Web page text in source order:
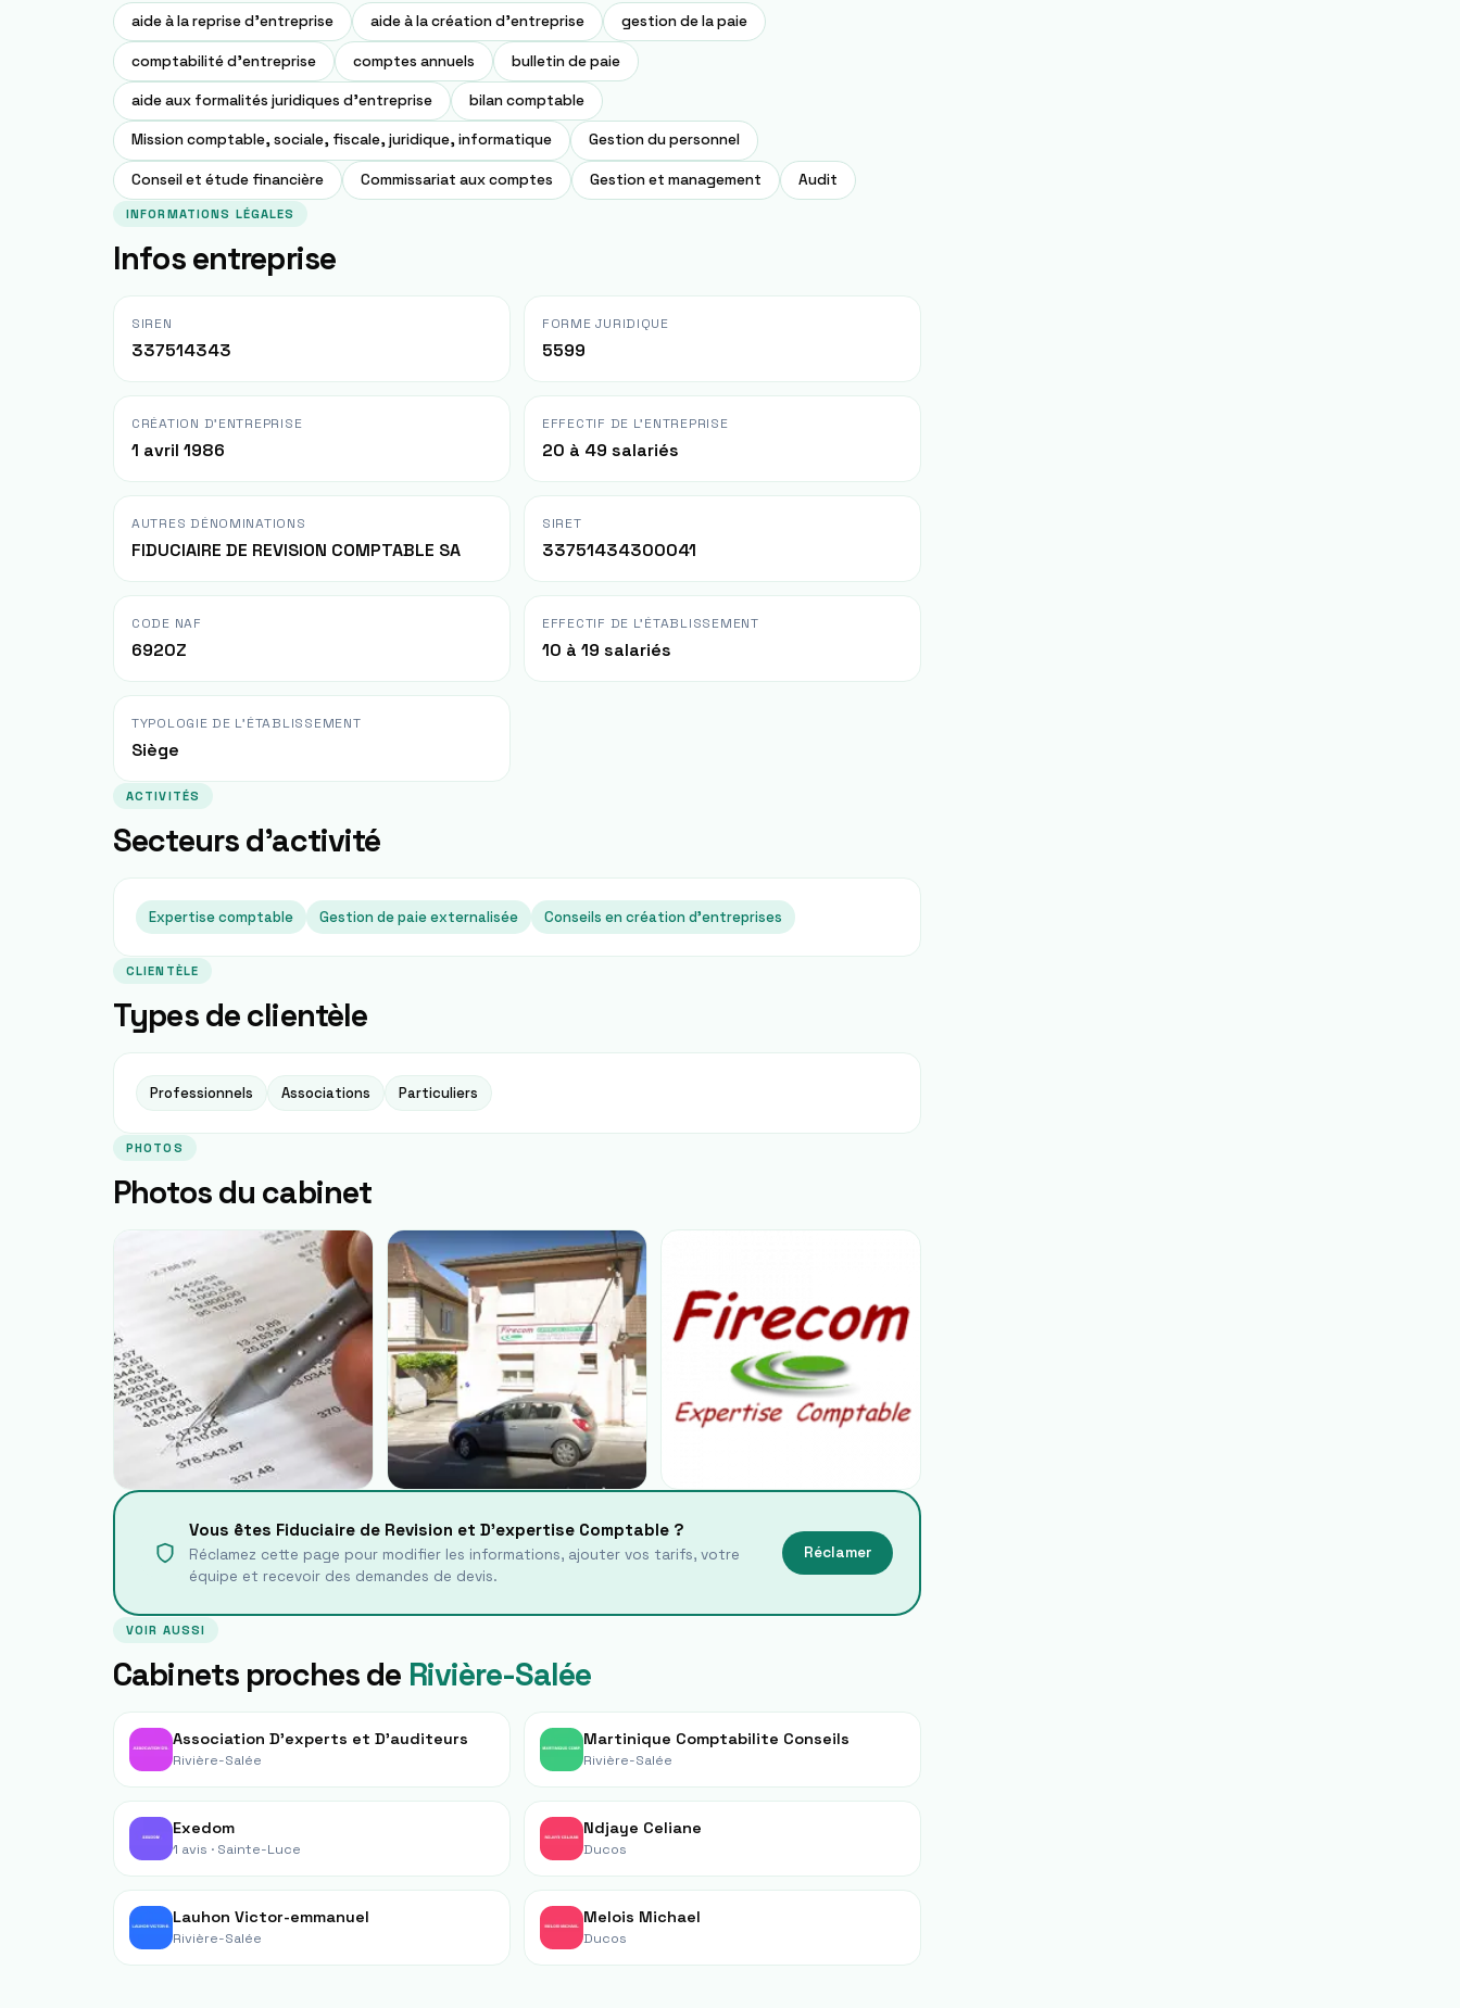
aide à la reprise d'entreprise aide à la création d'entreprise gestion de la paie
comptabilité d'entreprise comptes annuels bulletin de paie
aide aux formalités juridiques d'entreprise bilan comptable
Mission comptable, sociale, fiscale, juridique, informatique Gestion du personnel
Conseil et étude financière Commissariat aux comptes Gestion et management Audit
INFORMATIONS LÉGALES
Infos entreprise
SIREN
337514343
FORME JURIDIQUE
5599
CRÉATION D'ENTREPRISE
1 avril 1986
EFFECTIF DE L'ENTREPRISE
20 à 49 salariés
AUTRES DÉNOMINATIONS
FIDUCIAIRE DE REVISION COMPTABLE SA
SIRET
33751434300041
CODE NAF
6920Z
EFFECTIF DE L'ÉTABLISSEMENT
10 à 19 salariés
TYPOLOGIE DE L'ÉTABLISSEMENT
Siège
ACTIVITÉS
Secteurs d'activité
Expertise comptable Gestion de paie externalisée Conseils en création d'entreprises
CLIENTÈLE
Types de clientèle
Professionnels Associations Particuliers
PHOTOS
Photos du cabinet
Vous êtes Fiduciaire de Revision et D'expertise Comptable ?
Réclamez cette page pour modifier les informations, ajouter vos tarifs, votre
équipe et recevoir des demandes de devis.
Réclamer
VOIR AUSSI
Cabinets proches de Rivière-Salée
Association D'experts et D'auditeurs
Rivière-Salée
Martinique Comptabilite Conseils
Rivière-Salée
Exedom
1 avis · Sainte-Luce
Ndjaye Celiane
Ducos
Lauhon Victor-emmanuel
Rivière-Salée
Melois Michael
Ducos